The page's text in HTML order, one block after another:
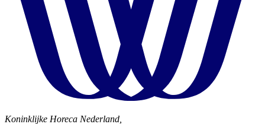
Koninklijke Horeca Nederland,